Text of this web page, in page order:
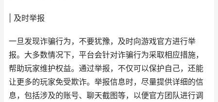
| 及时举报
一旦发现诈骗行为，不要犹豫，及时向游戏官方进行举
报。大多数情况下，平台会针对诈骗行为采取相应措施，
帮助玩家维护权益。通过举报，不仅可以保护自己，还能
让更多的玩家免受欺诈。举报信息时，尽量提供详细的信
息，包括涉及的账号、聊天截图等，以便官方团队进行调